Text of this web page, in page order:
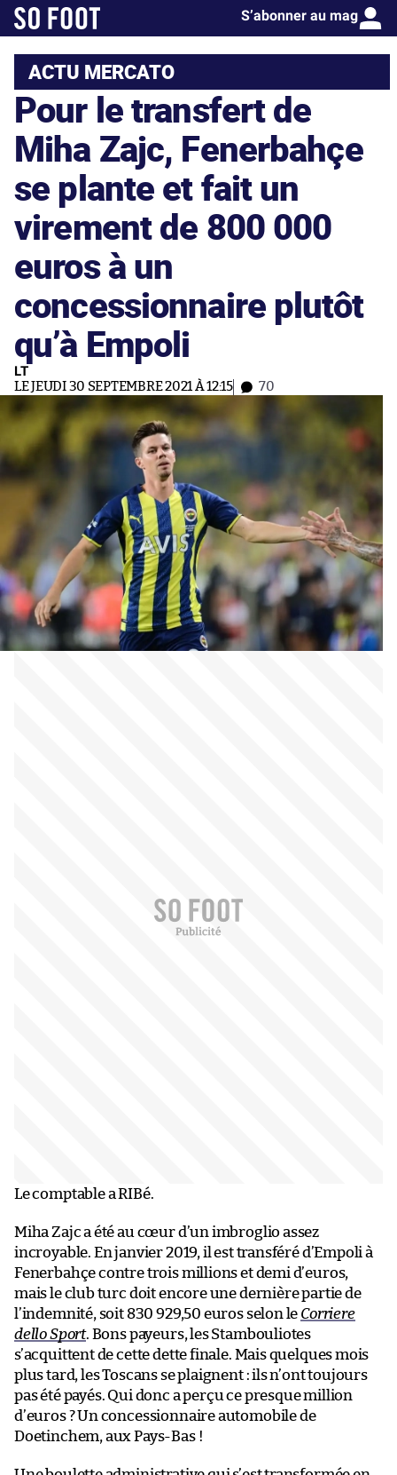
S’abonner au mag
ACTU MERCATO
Pour le transfert de
Miha Zajc, Fenerbahçe
se plante et fait un
virement de 800 000
euros à un
concessionnaire plutôt
qu’à Empoli
LT
LE JEUDI 30 SEPTEMBRE 2021 À 12:15 70
Le comptable a RIBé.
Miha Zajc a été au cœur d’un imbroglio assez
incroyable. En janvier 2019, il est transféré d’Empoli à
Fenerbahçe contre trois millions et demi d’euros,
mais le club turc doit encore une dernière partie de
l’indemnité, soit 830 929,50 euros selon le Corriere
dello Sport. Bons payeurs, les Stambouliotes
s’acquittent de cette dette finale. Mais quelques mois
plus tard, les Toscans se plaignent : ils n’ont toujours
pas été payés. Qui donc a perçu ce presque million
d’euros ? Un concessionnaire automobile de
Doetinchem, aux Pays-Bas !